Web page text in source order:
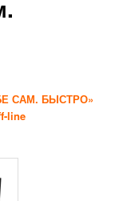
САМ. БЫСТРО»
line